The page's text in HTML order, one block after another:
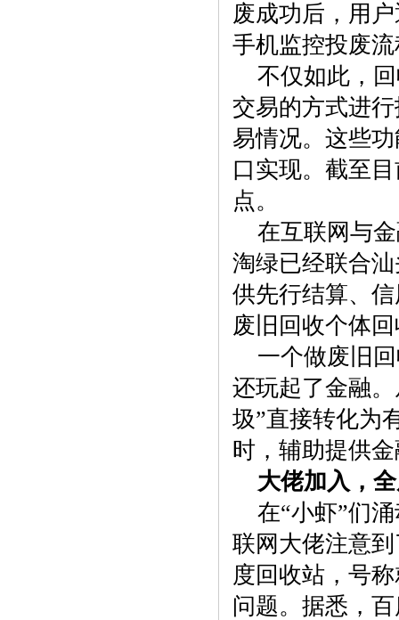
废成功后，用
手机监控投废
不仅如此，
交易的方式进
易情况。这些
口实现。截至
点。
在互联网与
淘绿已经联合
供先行结算、
废旧回收个体
一个做废旧
还玩起了金融
圾”直接转化为
时，辅助提供
大佬加入，
在“小虾”们
联网大佬注意
度回收站，号
问题。据悉，